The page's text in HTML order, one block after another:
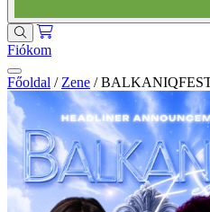
Fiókom
Főoldal / Zene /